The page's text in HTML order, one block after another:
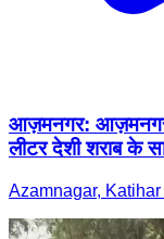
आज़मनगर: आज़मनगर:
लीटर देशी शराब के
Azamnagar,